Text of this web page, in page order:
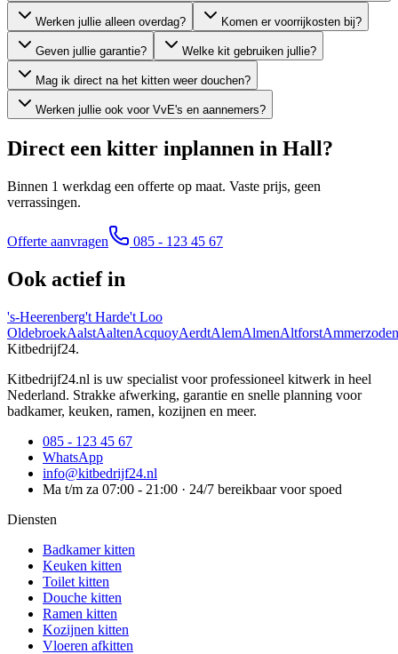
Werken jullie alleen overdag? Komen er voorrijkosten bij?
Geven jullie garantie? Welke kit gebruiken jullie?
Mag ik direct na het kitten weer douchen?
Werken jullie ook voor VvE's en aannemers?
Direct een kitter inplannen in Hall?
Binnen 1 werkdag een offerte op maat. Vaste prijs, geen
verrassingen.
Offerte aanvragen 085 - 123 45 67
Ook actief in
's-Heerenberg't Harde't Loo
OldebroekAalstAaltenAcquoyAerdtAlemAlmenAltforstAmmerzoden
Kitbedrijf24.
Kitbedrijf24.nl is uw specialist voor professioneel kitwerk in heel
Nederland. Strakke afwerking, garantie en snelle planning voor
badkamer, keuken, ramen, kozijnen en meer.
085 - 123 45 67
WhatsApp
info@kitbedrijf24.nl
Ma t/m za 07:00 - 21:00 · 24/7 bereikbaar voor spoed
Diensten
Badkamer kitten
Keuken kitten
Toilet kitten
Douche kitten
Ramen kitten
Kozijnen kitten
Vloeren afkitten